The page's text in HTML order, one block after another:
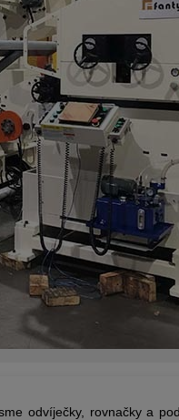
odvíječky, rovnačky a